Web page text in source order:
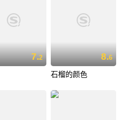
7.2 8.6
石榴的颜色